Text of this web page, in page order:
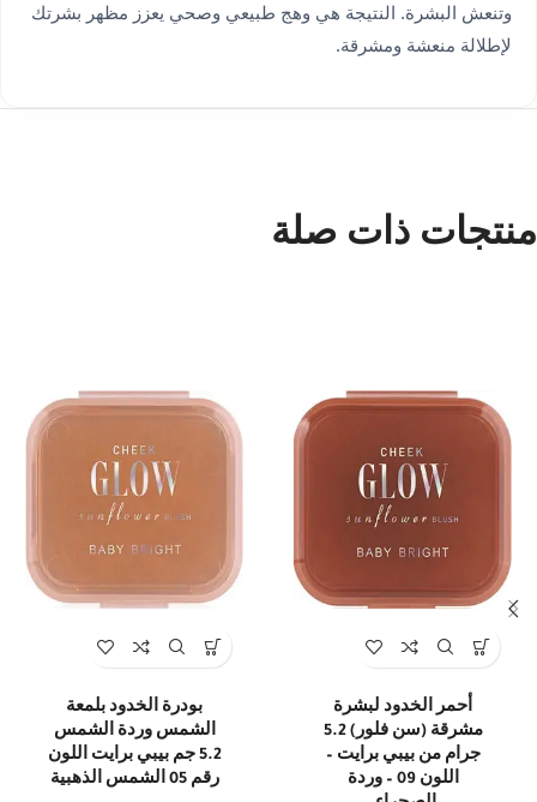
وتنعش البشرة. النتيجة هي وهج طبيعي وصحي يعزز مظهر بشرتك
لإطلالة منعشة ومشرقة.
منتجات ذات صلة
أحمر الخدود لبشرة
مشرقة (سن فلور) 5.2
جرام من بيبي برايت –
اللون 09 – وردة
بودرة الخدود بلمعة
الشمس وردة الشمس
5.2 جم بيبي برايت اللون
رقم 05 الشمس الذهبية